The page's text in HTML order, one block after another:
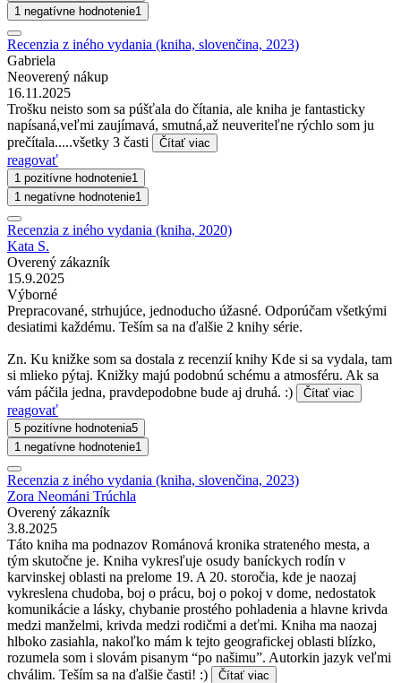
1 negatívne hodnotenie1
Recenzia z iného vydania (kniha, slovenčina, 2023)
Gabriela
Neoverený nákup
16.11.2025
Trošku neisto som sa púšťala do čítania, ale kniha je fantasticky
napísaná,veľmi zaujímavá, smutná,až neuveriteľne rýchlo som ju
prečítala.....všetky 3 časti
Čítať viac
reagovať
1 pozitívne hodnotenie1
1 negatívne hodnotenie1
Recenzia z iného vydania (kniha, 2020)
Kata S.
Overený zákazník
15.9.2025
Výborné
Prepracované, strhujúce, jednoducho úžasné. Odporúčam všetkými
desiatimi každému. Teším sa na ďalšie 2 knihy série.
Zn. Ku knižke som sa dostala z recenzií knihy Kde si sa vydala, tam
si mlieko pýtaj. Knižky majú podobnú schému a atmosféru. Ak sa
vám páčila jedna, pravdepodobne bude aj druhá. :)
Čítať viac
reagovať
5 pozitívne hodnotenia5
1 negatívne hodnotenie1
Recenzia z iného vydania (kniha, slovenčina, 2023)
Zora Neománi Trúchla
Overený zákazník
3.8.2025
Táto kniha ma podnazov Románová kronika strateného mesta, a
tým skutočne je. Kniha vykresľuje osudy baníckych rodín v
karvinskej oblasti na prelome 19. A 20. storočia, kde je naozaj
vykreslena chudoba, boj o prácu, boj o pokoj v dome, nedostatok
komunikácie a lásky, chybanie prostého pohladenia a hlavne krivda
medzi manželmi, krivda medzi rodičmi a deťmi. Kniha ma naozaj
hlboko zasiahla, nakoľko mám k tejto geografickej oblasti blízko,
rozumela som i slovám pisanym “po našimu”. Autorkin jazyk veľmi
chválim. Teším sa na ďalšie časti! :)
Čítať viac